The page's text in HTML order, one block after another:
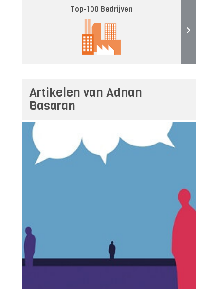
Top-100 Bedrijven
Artikelen van Adnan
Basaran